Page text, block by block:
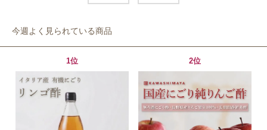
今週よく見られている商品
1位 2位